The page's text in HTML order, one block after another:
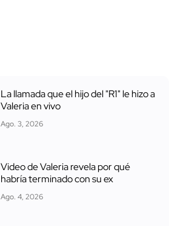
La llamada que el hijo del "R1" le hizo a
Valeria en vivo
Ago. 3, 2026
Video de Valeria revela por qué
habría terminado con su ex
Ago. 4, 2026